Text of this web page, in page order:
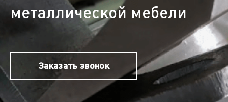
металлической мебели
Заказать звонок